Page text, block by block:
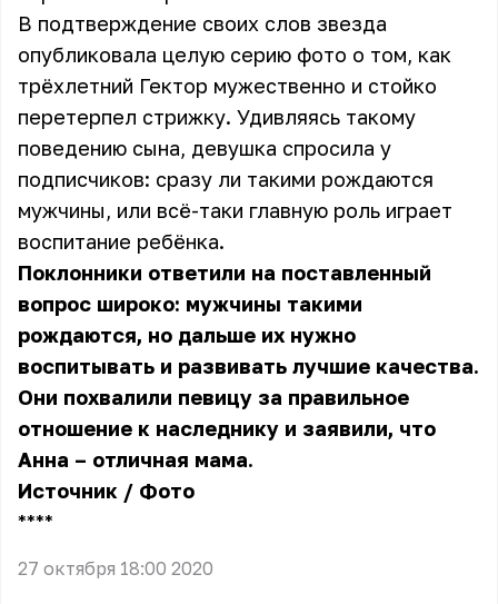
В подтверждение своих слов звезда
опубликовала целую серию фото о том, как
трёхлетний Гектор мужественно и стойко
перетерпел стрижку. Удивляясь такому
поведению сына, девушка спросила у
подписчиков: сразу ли такими рождаются
мужчины, или всё-таки главную роль играет
воспитание ребёнка.
Поклонники ответили на поставленный
вопрос широко: мужчины такими
рождаются, но дальше их нужно
воспитывать и развивать лучшие качества.
Они похвалили певицу за правильное
отношение к наследнику и заявили, что
Анна – отличная мама.
Источник / Фото
** **
27 октября 18:00 2020